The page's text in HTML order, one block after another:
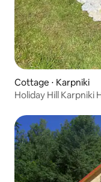
Cottage ⋅ Karpniki
Holiday Hill Karpniki